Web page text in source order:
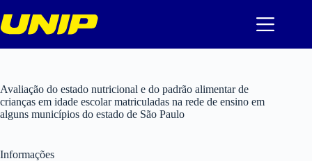
para
o
Avaliação do estado nutricional e do padrão alimentar de
crianças em idade escolar matriculadas na rede de ensino em
alguns municípios do estado de São Paulo
Informações